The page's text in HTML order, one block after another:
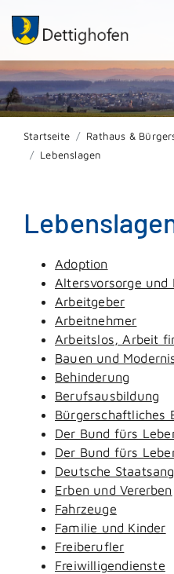
Startseite Rathaus &
Lebenslagen
Adoption
Altersvorsorge und
Arbeitgeber
Arbeitnehmer
Arbeitslos, Arbeit
Bauen und
Behinderung
Berufsausbildung
Bürgerschaftliches
Der Bund fürs
Der Bund fürs
Deutsche
Erben und Vererben
Fahrzeuge
Familie und Kinder
Freiberufler
Freiwilligendienste